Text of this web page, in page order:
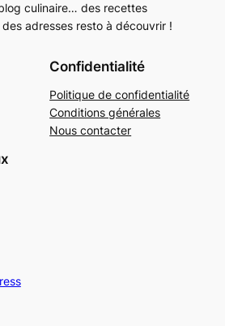
culinaire… des recettes
adresses resto à découvrir !
Confidentialité
Politique de confidentialité
Conditions générales
Nous contacter